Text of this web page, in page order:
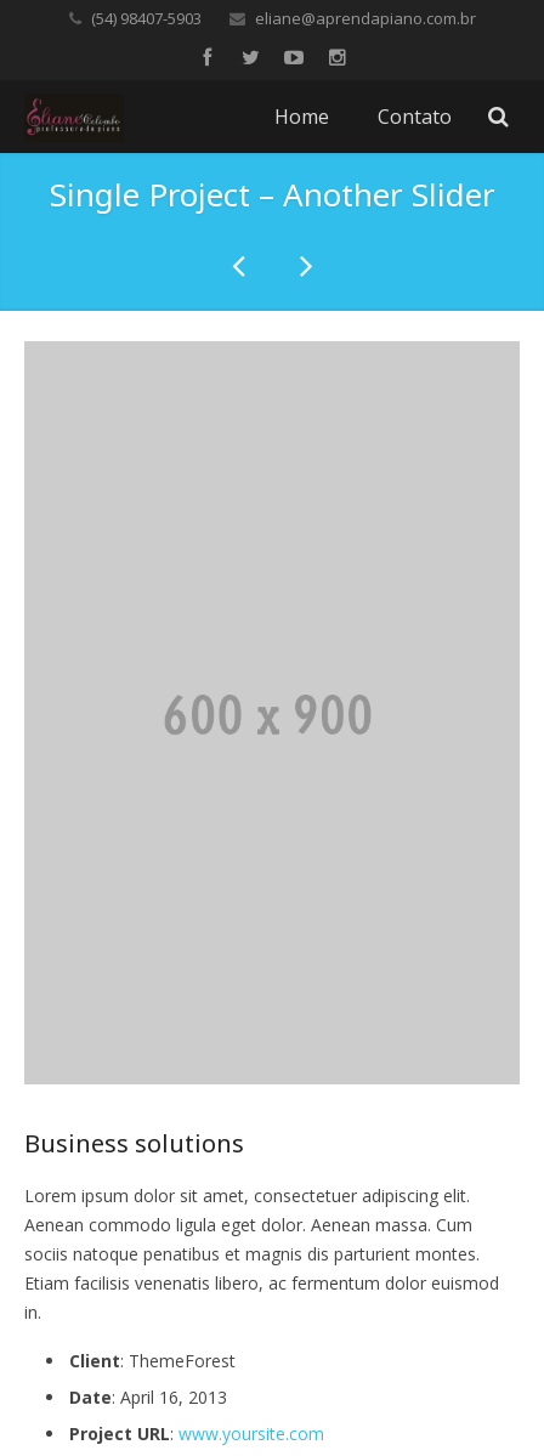
(54) 98407-5903 eliane@aprendapiano.com.br
Home Contato
Single Project – Another Slider
Business solutions
Lorem ipsum dolor sit amet, consectetuer adipiscing elit.
Aenean commodo ligula eget dolor. Aenean massa. Cum
sociis natoque penatibus et magnis dis parturient montes.
Etiam facilisis venenatis libero, ac fermentum dolor euismod
in.
Client: ThemeForest
Date: April 16, 2013
Project URL: www.yoursite.com